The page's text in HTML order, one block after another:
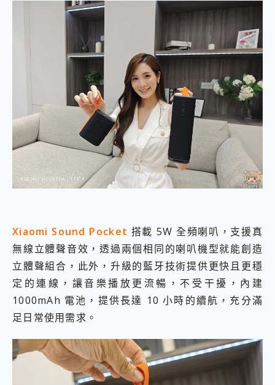
Xiaomi Sound Pocket 搭載 5W 全頻喇叭，支援真
無線立體聲音效，透過兩個相同的喇叭機型就能創造
立體聲組合，此外，升級的藍牙技術提供更快且更穩
定的連線，讓音樂播放更流暢，不受干擾，內建
1000mAh 電池，提供長達 10 小時的續航，充分滿
足日常使用需求。